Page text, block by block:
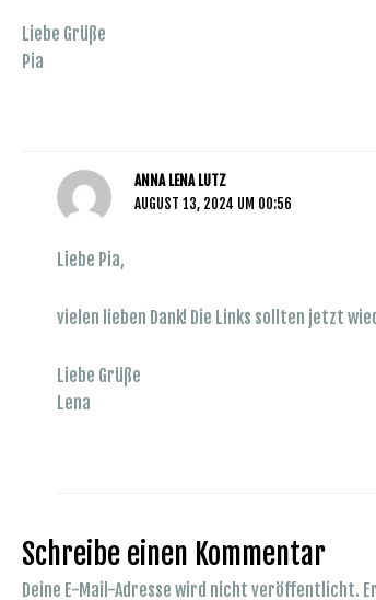
Liebe Grüße
Pia
ANNA LENA LUTZ
AUGUST 13, 2024 UM 00:56
Liebe Pia,
vielen lieben Dank! Die Links sollten jetzt
Liebe Grüße
Lena
Schreibe einen Kommentar
Deine E-Mail-Adresse wird nicht veröffentlicht.